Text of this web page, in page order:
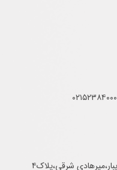
شرقی،پلاک۴